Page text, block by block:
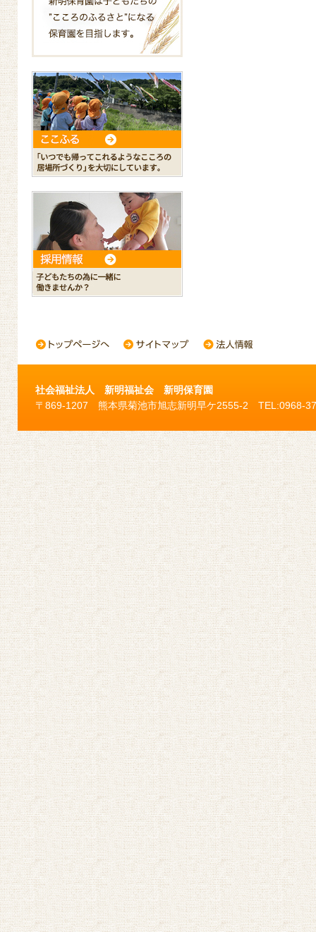
社会福祉法人 新明福祉会 新明保育園
〒869-1207 熊本県菊池市旭志新明早ケ2555-2 TEL:0968-